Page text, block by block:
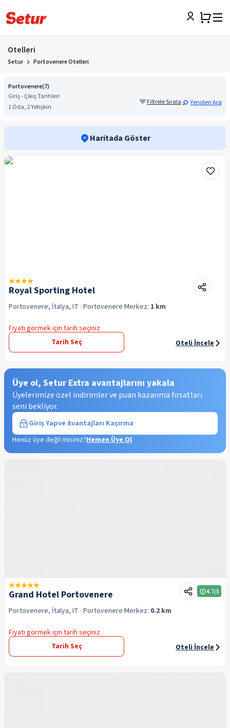
Otelleri
Setur Portovenere Otelleri
Portovenere(7)
Giriş - Çıkış Tarihleri
1 Oda, 2 Yetişkin
Filtrele Sırala Yeniden Ara
Haritada Göster
Royal Sporting Hotel
Portovenere, İtalya, IT · Portovenere Merkez: 1 km
Fiyatı görmek için tarih seçiniz
Tarih Seç
Oteli İncele
Üye ol, Setur Extra avantajlarını yakala
Üyelerimize özel indirimler ve puan kazanma fırsatları
seni bekliyor.
Giriş Yapve Avantajları Kaçırma
Henüz üye değil misiniz?Hemen Üye Ol
Grand Hotel Portovenere 4.7/5
Portovenere, İtalya, IT · Portovenere Merkez: 0.2 km
Fiyatı görmek için tarih seçiniz
Tarih Seç
Oteli İncele